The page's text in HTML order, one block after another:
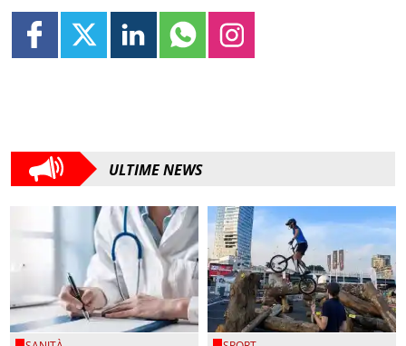
ULTIME NEWS